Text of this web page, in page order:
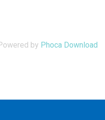
by Phoca Download